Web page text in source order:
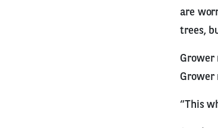
are
trees,
Grower
Grower
“This